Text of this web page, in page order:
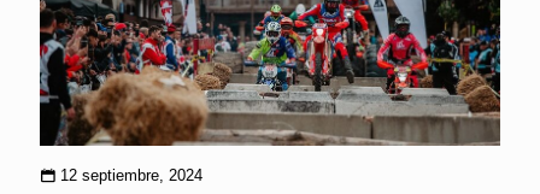
12 septiembre, 2024